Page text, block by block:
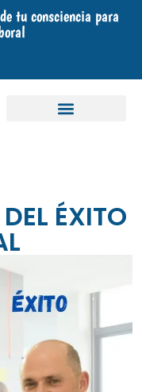
tu consciencia para
ÉXITO